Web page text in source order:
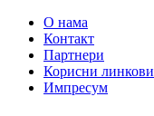
О нама
Контакт
Партнери
Корисни линкови
Импресум